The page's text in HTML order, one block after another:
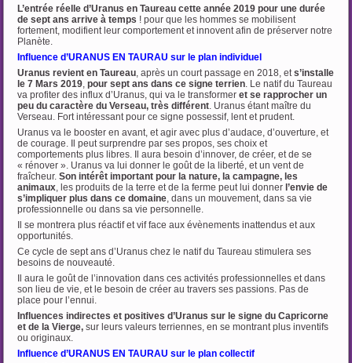
L’entrée réelle d’Uranus en Taureau cette année 2019 pour une durée
de sept ans arrive à temps ! pour que les hommes se mobilisent
fortement, modifient leur comportement et innovent afin de préserver notre
Planète.
Influence d’URANUS EN TAURAU sur le plan individuel
Uranus revient en Taureau, après un court passage en 2018, ets’installe
le 7 Mars 2019,pour sept ans dans ce signe terrien. Le natif du Taureau
va profiter des influx d’Uranus, qui va le transformeret se rapprocher un
peu du caractère du Verseau, très différent. Uranus étant maître du
Verseau. Fort intéressant pour ce signe possessif, lent et prudent.
Uranus va le booster en avant, et agir avec plus d’audace, d’ouverture, et
de courage. Il peut surprendre par ses propos, ses choix et
comportements plus libres. Il aura besoin d’innover, de créer, et de se
« rénover ». Uranus va lui donner le goût de la liberté, et un vent de
fraîcheur.Son intérêt important pour la nature, la campagne, les
animaux, les produits de la terre et de la ferme peut lui donner l’envie de
s’impliquer plus dans ce domaine, dans un mouvement, dans sa vie
professionnelle ou dans sa vie personnelle.
Il se montrera plus réactif et vif face aux évènements inattendus et aux
opportunités.
Ce cycle de sept ans d’Uranus chez le natif du Taureau stimulera ses
besoins de nouveauté.
Il aura le goût de l’innovation dans ces activités professionnelles et dans
son lieu de vie, et le besoin de créer au travers ses passions. Pas de
place pour l’ennui.
Influences indirectes et positives d’Uranus sur le signe du Capricorne
et de la Vierge,sur leurs valeurs terriennes, en se montrant plus inventifs
ou originaux.
Influence d’URANUS EN TAURAU sur le plan collectif